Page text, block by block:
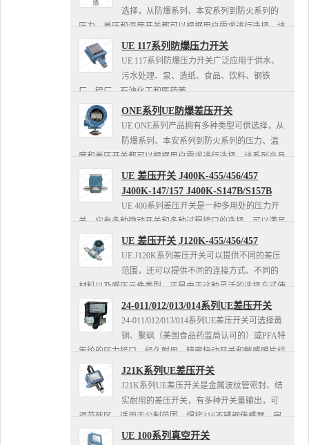
选择，从防爆系列、本安系列到防火系列的
压力、差压和温度开关都可以根据用户需求进行选择。该
系列产品还拥有了两个满量程可调的设定点和死区，配备
了4-20MA模拟量...
UE 117系列防爆压力开关
UE 117系列防爆压力开关广泛应用于供水、
污水处理、泵、造纸、食品、饮料、钢铁
厂、铝厂、石油化工和医药等。
ONE系列UE防爆差压开关
UE ONE系列产品拥有多种类型可供选择，从
防爆系列、本安系列到防火系列的压力、温
度和差压开关都可以根据用户需求进行选择。该系列产品
还拥有了两个满量程可调的设定点和死区，配备了4-
20MA模拟量输出，...
UE 差压开关 J400K-455/456/457
J400K-147/157 J400K-S147B/S157B
UE 400系列差压开关是一种多用处的压力开
关，它有多种微动开关和多种过程接口的选择，可以满足
各种不同的需求，特别适用于需要多点输出和控制的场
合。该系列产品是双点和三点设定提供多点的输出，可用
于预警、...
UE 差压开关 J120K-455/456/457
UE J120K系列差压开关可以提供不同的差压
范围，还可以提供不同的连接方式、不同的
材料以及感压元件类型，正是由于这种灵活的选择方式使
得J120K系列差压开关可广泛应用于各种场所，如化工、
石化、炼油、...
24-011/012/013/014系列UE差压开关
24-011/012/013/014系列UE差压开关可选择黄
铜、聚砜（美国食品药监局认可的）或PFA特
氟纶的压力接口，经久耐用。精密快动开关和敏感膜片结
合可以提供一个狭窄的死区和复现性大约为±1%的范...
J21K系列UE差压开关
J21K系列UE差压开关是金属波纹管密封、结
实耐用的差压开关，有多种开关量输出，可
调节死区，适用于公制范围。焊接316不锈钢传感器，完
全气密外壳；单开关输出，可调范围在：30英寸汞柱真空
UE 100系列真空开关